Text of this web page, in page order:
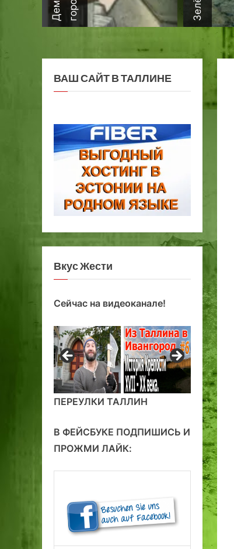
ВАШ САЙТ В ТАЛЛИНЕ
Вкус Жести
Сейчас на видеоканале!
ПЕРЕУЛКИ ТАЛЛИН
В ФЕЙСБУКЕ ПОДПИШИСЬ И
ПРОЖМИ ЛАЙК: